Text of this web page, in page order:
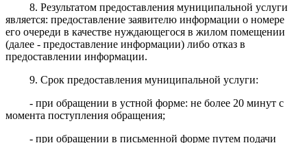
8. Результатом предоставления муниципальной услуги
является: предоставление заявителю информации о номере
его очереди в качестве нуждающегося в жилом помещении
(далее - предоставление информации) либо отказ в
предоставлении информации.
9. Срок предоставления муниципальной услуги:
- при обращении в устной форме: не более 20 минут с
момента поступления обращения;
- при обращении в письменной форме путем подачи